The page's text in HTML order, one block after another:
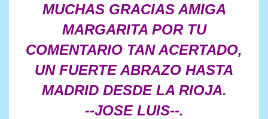
MUCHAS GRACIAS AMIGA
MARGARITA POR TU
COMENTARIO TAN ACERTADO,
UN FUERTE ABRAZO HASTA
MADRID DESDE LA RIOJA.
--JOSE LUIS--.